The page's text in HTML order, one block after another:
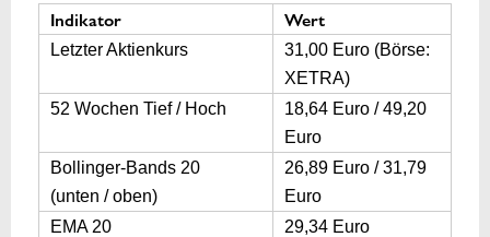
Indikator Wert
Letzter Aktienkurs
31,00 Euro (Börse:
XETRA)
52 Wochen Tief / Hoch
18,64 Euro / 49,20
Euro
Bollinger-Bands 20
(unten / oben)
26,89 Euro / 31,79
Euro
EMA 20
29,34 Euro